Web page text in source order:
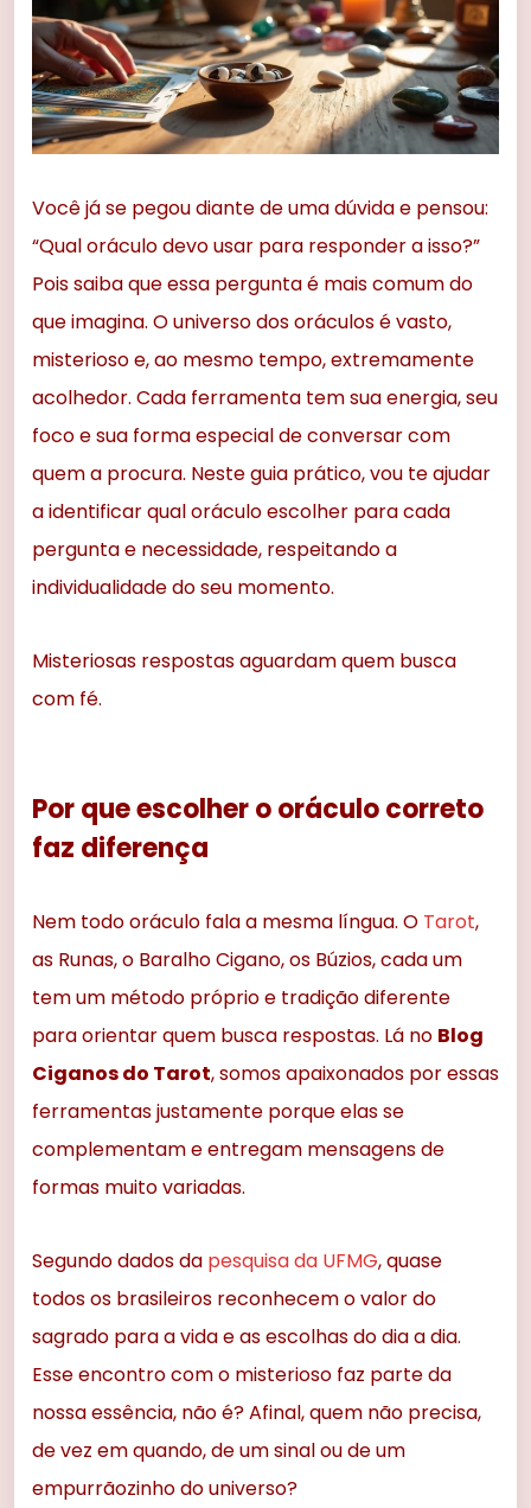
Você já se pegou diante de uma dúvida e pensou:
“Qual oráculo devo usar para responder a isso?”
Pois saiba que essa pergunta é mais comum do
que imagina. O universo dos oráculos é vasto,
misterioso e, ao mesmo tempo, extremamente
acolhedor. Cada ferramenta tem sua energia, seu
foco e sua forma especial de conversar com
quem a procura. Neste guia prático, vou te ajudar
a identificar qual oráculo escolher para cada
pergunta e necessidade, respeitando a
individualidade do seu momento.
Misteriosas respostas aguardam quem busca
com fé.
Por que escolher o oráculo correto
faz diferença
Nem todo oráculo fala a mesma língua. O Tarot,
as Runas, o Baralho Cigano, os Búzios, cada um
tem um método próprio e tradição diferente
para orientar quem busca respostas. Lá no Blog
Ciganos do Tarot, somos apaixonados por essas
ferramentas justamente porque elas se
complementam e entregam mensagens de
formas muito variadas.
Segundo dados da pesquisa da UFMG, quase
todos os brasileiros reconhecem o valor do
sagrado para a vida e as escolhas do dia a dia.
Esse encontro com o misterioso faz parte da
nossa essência, não é? Afinal, quem não precisa,
de vez em quando, de um sinal ou de um
empurrãozinho do universo?